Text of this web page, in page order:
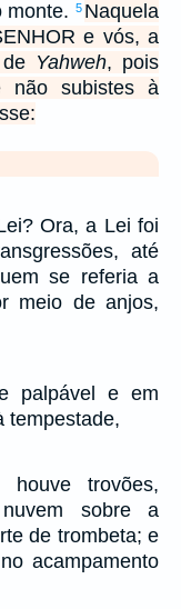
monte. 5 Naquela
e vós, a
Yahweh, pois
não subistes à
Ora, a Lei foi
até
se referia a
meio de anjos,
palpável e em
tempestade,
trovões,
sobre a
de trombeta; e
acampamento